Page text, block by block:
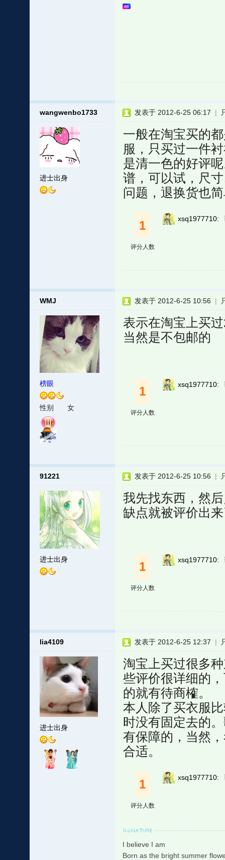
wangwenbo1733
进士出身
发表于 2012-6-25 06:17 |
一般在淘宝买的
服，只买过一件
是清一色的好评
谱，可以试，尺
问题，退换货也
1
评分人数
xsq1977710:
WMJ
榜眼
性别 女
发表于 2012-6-25 10:56 |
表示在淘宝上买
当然是不包邮的
1
评分人数
xsq1977710:
91221
进士出身
发表于 2012-6-25 10:56 |
我先找东西，然
缺点就被评价出
1
评分人数
xsq1977710:
lia4109
进士出身
发表于 2012-6-25 12:37 |
淘宝上买过很多
些评价很详细的
的就有待商榷。
本人除了买衣服
时没有固定去的
有保障的，当然
合适。
1
评分人数
xsq1977710:
I believe I am
Born as the bright summer